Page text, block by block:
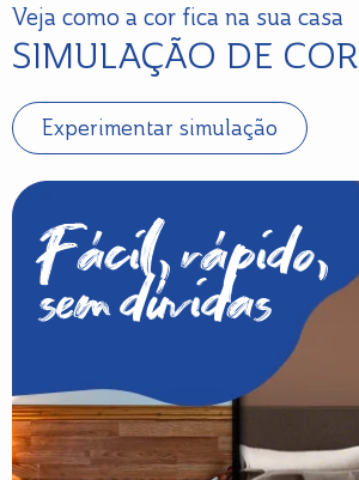
Veja como a cor fica na sua casa
SIMULAÇÃO DE COR
Experimentar simulação
Fácil, rápido,
sem dúvidas